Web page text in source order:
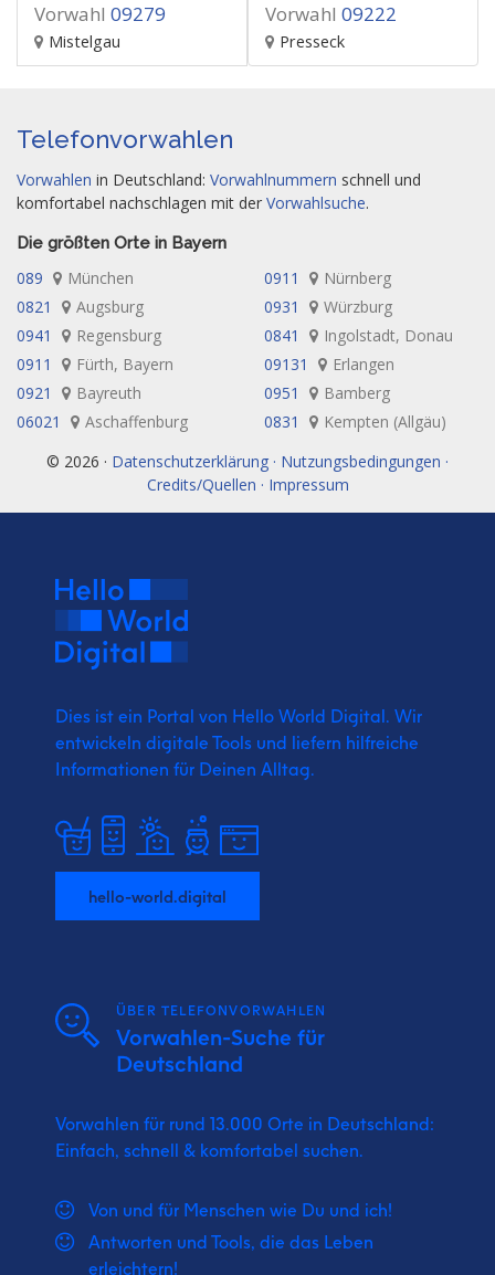
Vorwahl 09279
Mistelgau
Vorwahl 09222
Presseck
Telefonvorwahlen
Vorwahlen in Deutschland: Vorwahlnummern schnell und
komfortabel nachschlagen mit der Vorwahlsuche.
Die größten Orte in Bayern
089 München 0911
Nürnberg
0821
Augsburg 0931
Würzburg
0941
Regensburg 0841
Ingolstadt, Donau
0911
Fürth, Bayern 09131
Erlangen
0921
Bayreuth 0951
Bamberg
06021
Aschaffenburg 0831
Kempten (Allgäu)
© 2026 · Datenschutzerklärung · Nutzungsbedingungen ·
Credits/Quellen · Impressum
Dies ist ein Portal von Hello World Digital. Wir
entwickeln digitale Tools und liefern hilfreiche
Informationen für Deinen Alltag.
hello-world.digital
ÜBER TELEFONVORWAHLEN
Vorwahlen-Suche für
Deutschland
Vorwahlen für rund 13.000 Orte in Deutschland:
Einfach, schnell & komfortabel suchen.
Von und für Menschen wie Du und ich!
Antworten und Tools, die das Leben
erleichtern!